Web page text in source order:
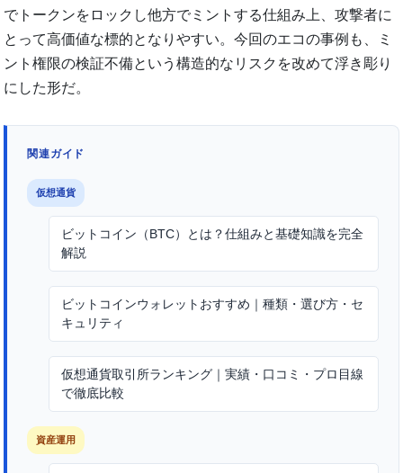
でトークンをロックし他方でミントする仕組み上、攻撃者に
とって高価値な標的となりやすい。今回のエコの事例も、ミ
ント権限の検証不備という構造的なリスクを改めて浮き彫り
にした形だ。
関連ガイド
仮想通貨
ビットコイン（BTC）とは？仕組みと基礎知識を完全
解説
ビットコインウォレットおすすめ｜種類・選び方・セ
キュリティ
仮想通貨取引所ランキング｜実績・口コミ・プロ目線
で徹底比較
資産運用